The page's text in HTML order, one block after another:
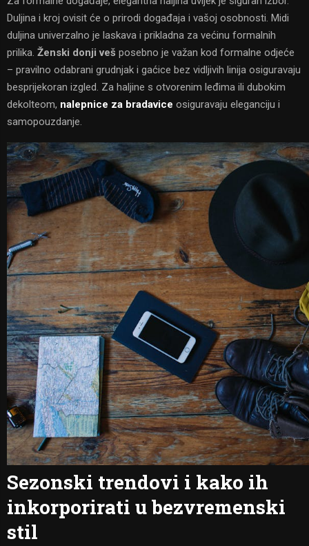
Duljina i kroj ovisit će o prirodi događaja i vašoj osobnosti. Midi
duljina univerzalno je laskava i prikladna za većinu formalnih
prilika. Ženski donji veš posebno je važan kod formalne odjeće
– pravilno odabrani grudnjak i gaćice bez vidljivih linija osiguravaju
besprijekoran izgled. Za haljine s otvorenim leđima ili dubokim
dekolteom, nalepnice za bradavice osiguravaju eleganciju i
samopouzdanje.
Sezonski trendovi i kako ih
inkorporirati u bezvremenski
stil